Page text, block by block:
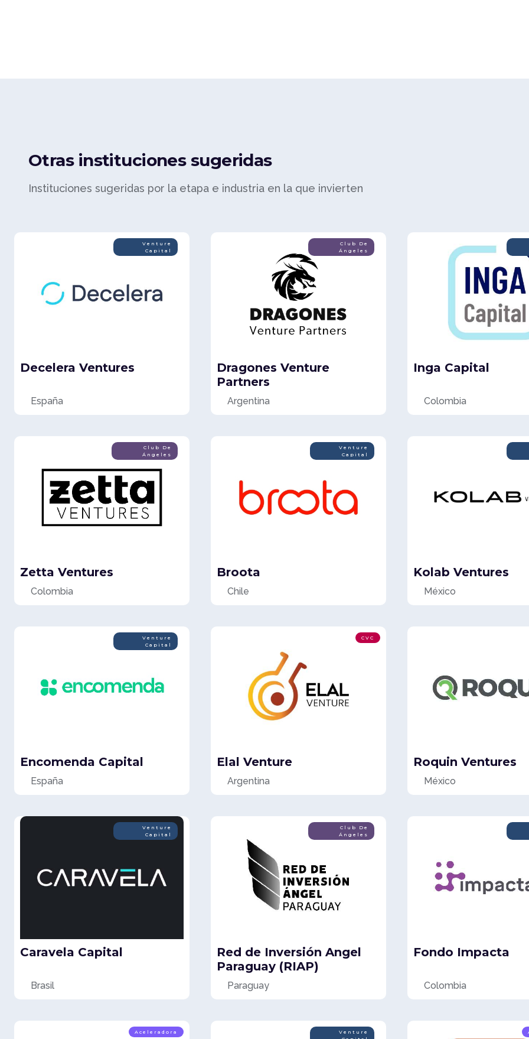
Otras instituciones sugeridas
Instituciones sugeridas por la etapa e industria en la que invierten
Venture
Capital
Decelera Ventures
España
Club De
Ángeles
Dragones Venture
Partners
Argentina
Inga Capital
Colombia
Club De
Ángeles
Zetta Ventures
Colombia
Venture
Capital
Broota
Chile
Kolab Ventures
México
Venture
Capital
Encomenda Capital
España
CVC
Elal Venture
Argentina
Roquin Ventures
México
Venture
Capital
Caravela Capital
Brasil
Club De
Ángeles
Red de Inversión Angel
Paraguay (RIAP)
Paraguay
Fondo Impacta
Colombia
Aceleradora
Venture